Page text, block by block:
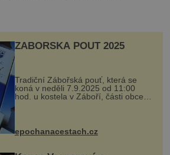
ZÁBOŘSKÁ POUŤ 2025
Tradiční Zábořská pouť, která se
koná v neděli 7.9.2025 od 11:00
hod. u kostela v Záboří, části obce
Kly u Mělníka. V programu naleznete
komentovanou prohlídku kostela,
epochanacestach.cz